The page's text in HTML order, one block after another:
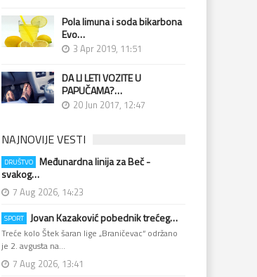
Pola limuna i soda bikarbona
Evo…
3 Apr 2019, 11:51
DA LI LETI VOZITE U
PAPUČAMA?…
20 Jun 2017, 12:47
NAJNOVIJE VESTI
DRUŠTVO
Međunardna linija za Beč -
svakog…
7 Aug 2026, 14:23
SPORT Jovan Kazaković pobednik trećeg…
Treće kolo Štek šaran lige „Braničevac“ održano
je 2. avgusta na…
7 Aug 2026, 13:41